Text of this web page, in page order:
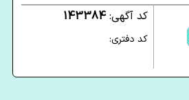
کد آگهی: 143384
کد دفتری: